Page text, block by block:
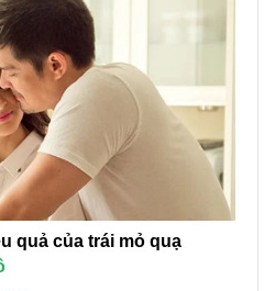
quả của trái mỏ quạ